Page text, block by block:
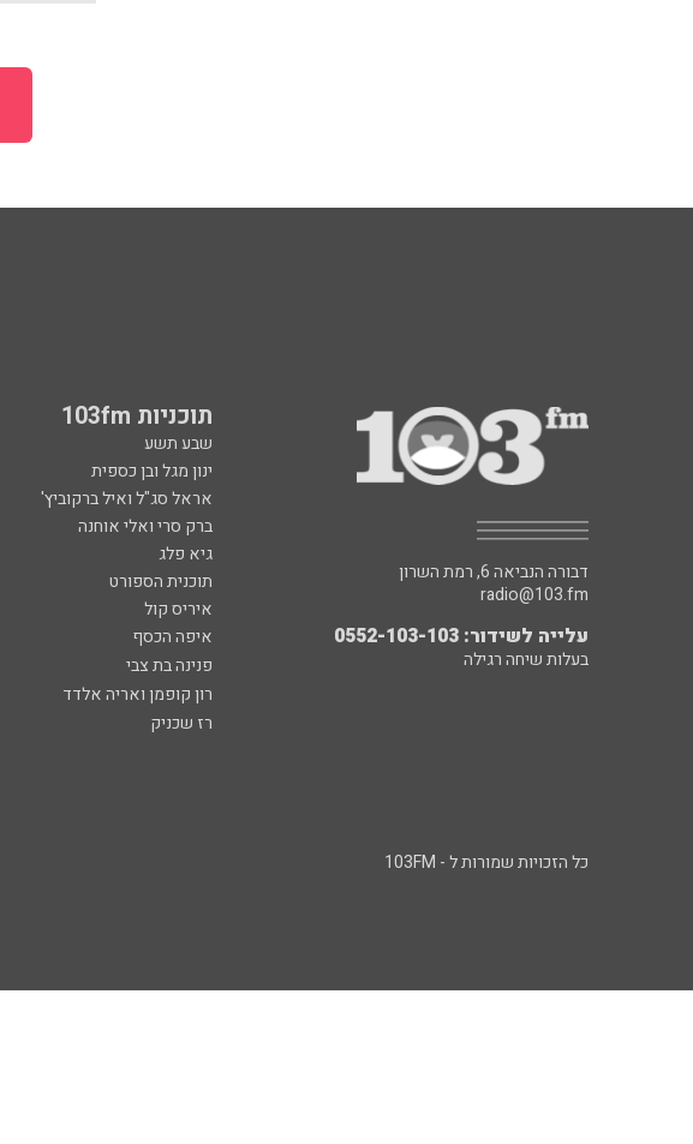
תוכניות 103fm
שבע תשע
ינון מגל ובן כספית
אראל סג"ל ואיל ברקוביץ'
ברק סרי ואלי אוחנה
גיא פלג
תוכנית הספורט
איריס קול
איפה הכסף
פנינה בת צבי
רון קופמן ואריה אלדד
רז שכניק
דבורה הנביאה 6, רמת השרון
radio@103.fm
עלייה לשידור: 0552-103-103
בעלות שיחה רגילה
כל הזכויות שמורות ל - 103FM